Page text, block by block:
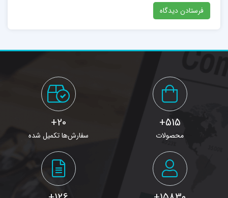
515+
محصولات
20+
سفارش‌ها تکمیل شده